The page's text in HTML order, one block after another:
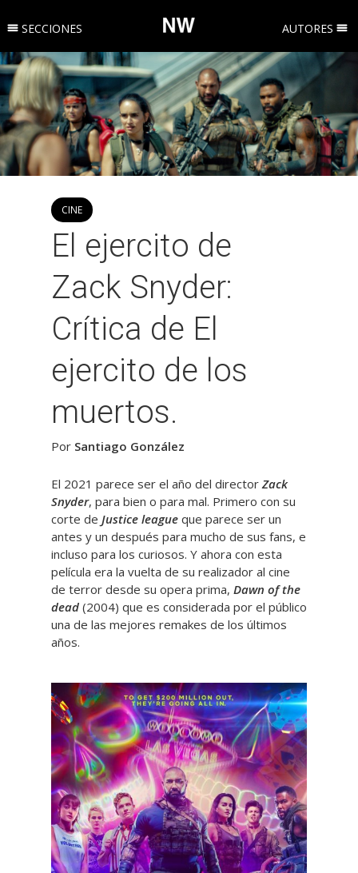
SECCIONES AUTORES
CINE
El ejercito de
Zack Snyder:
Crítica de El
ejercito de los
muertos.
Por Santiago González
El 2021 parece ser el año del directorZack
Snyder, para bien o para mal. Primero con su
corte de Justice league que parece ser un
antes y un después para mucho de sus fans, e
incluso para los curiosos. Y ahora con esta
película era la vuelta de su realizador al cine
de terror desde su opera prima, Dawn of the
dead (2004) que es considerada por el público
una de las mejores remakes de los últimos
años.